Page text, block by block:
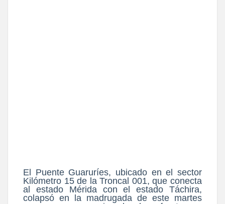
El Puente Guaruríes, ubicado en el sector
Kilómetro 15 de la Troncal 001, que conecta
al estado Mérida con el estado Táchira,
colapsó en la madrugada de este martes